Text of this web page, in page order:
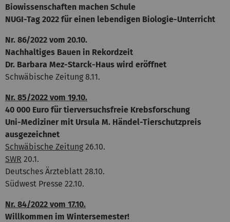
Biowissenschaften machen Schule
NUGI-Tag 2022 für einen lebendigen Biologie-Unterricht
Nr. 86/2022 vom 20.10.
Nachhaltiges Bauen in Rekordzeit
Dr. Barbara Mez-Starck-Haus wird eröffnet
Schwäbische Zeitung 8.11.
Nr. 85/2022 vom 19.10.
40 000 Euro für tierversuchsfreie Krebsforschung
Uni-Mediziner mit Ursula M. Händel-Tierschutzpreis
ausgezeichnet
Schwäbische Zeitung 26.10.
SWR 20.1.
Deutsches Ärzteblatt 28.10.
Südwest Presse 22.10.
Nr. 84/2022 vom 17.10.
Willkommen im Wintersemester!